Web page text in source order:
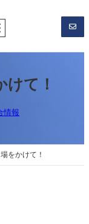
て！
情報
をかけて！